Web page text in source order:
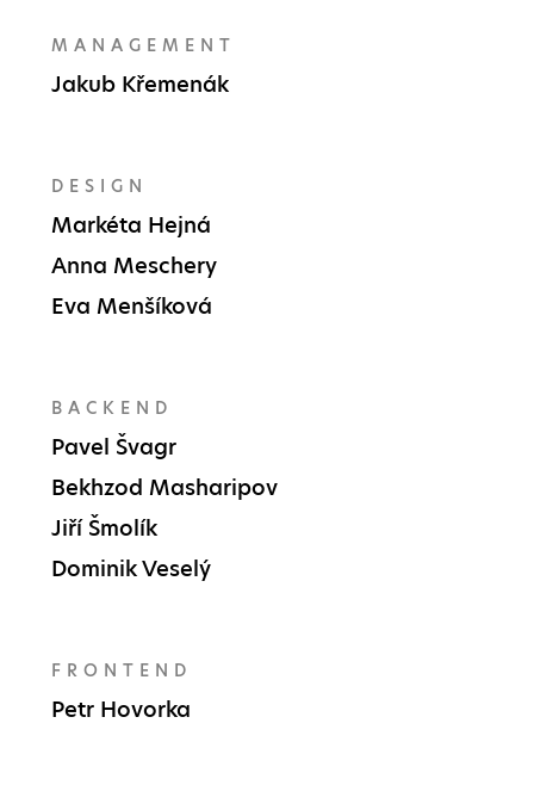
MANAGEMENT
Jakub Křemenák
DESIGN
Markéta Hejná
Anna Meschery
Eva Menšíková
BACKEND
Pavel Švagr
Bekhzod Masharipov
Jiří Šmolík
Dominik Veselý
FRONTEND
Petr Hovorka